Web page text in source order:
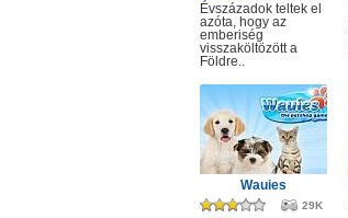
Évszázadok teltek el
azóta, hogy az
emberiség
visszaköltözött a
Földre..
Wauies
29K